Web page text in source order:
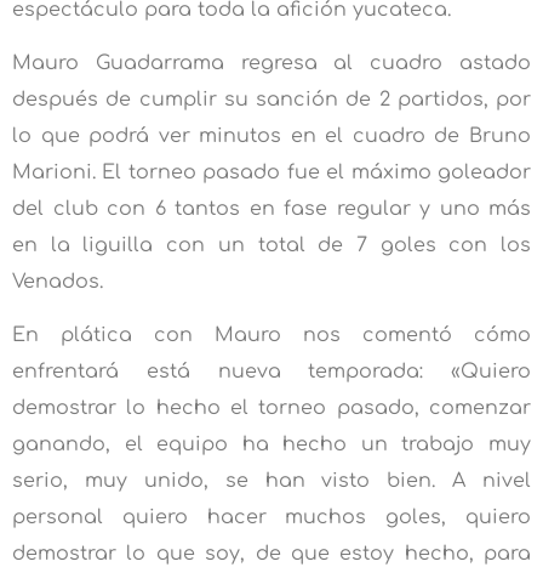
espectáculo para toda la afición yucateca.
Mauro Guadarrama regresa al cuadro astado
después de cumplir su sanción de 2 partidos, por
lo que podrá ver minutos en el cuadro de Bruno
Marioni. El torneo pasado fue el máximo goleador
del club con 6 tantos en fase regular y uno más
en la liguilla con un total de 7 goles con los
Venados.
En plática con Mauro nos comentó cómo
enfrentará está nueva temporada: «Quiero
demostrar lo hecho el torneo pasado, comenzar
ganando, el equipo ha hecho un trabajo muy
serio, muy unido, se han visto bien. A nivel
personal quiero hacer muchos goles, quiero
demostrar lo que soy, de que estoy hecho, para